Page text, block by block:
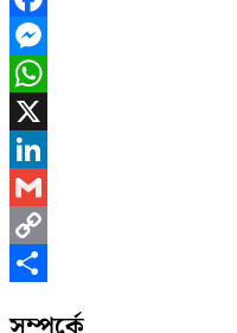
Facebook
Messenger
WhatsApp
X
LinkedIn
Gmail
Copy